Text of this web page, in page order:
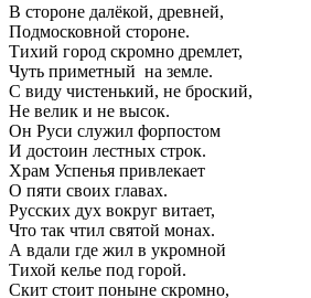
В стороне далёкой, древней,
Подмосковной стороне.
Тихий город скромно дремлет,
Чуть приметный на земле.
С виду чистенький, не броский,
Не велик и не высок.
Он Руси служил форпостом
И достоин лестных строк.
Храм Успенья привлекает
О пяти своих главах.
Русских дух вокруг витает,
Что так чтил святой монах.
А вдали где жил в укромной
Тихой келье под горой.
Скит стоит поныне скромно,